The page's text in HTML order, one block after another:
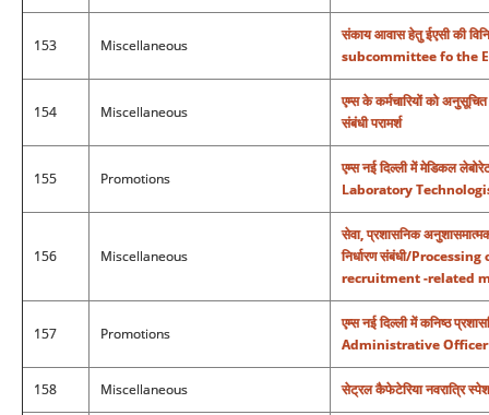
153 Miscellaneous
संकाय आवास हेतु ईएसी की
subcommittee fo the
154 Miscellaneous
एम्स के कर्मचारियों को
संबंधी परामर्श
155 Promotions
एम्स नई दिल्ली में मेडिकल
Laboratory
156 Miscellaneous
सेवा, प्रशासनिक
निर्धारण संबंधी/
recruitment -related
157 Promotions
एम्स नई दिल्ली में कनिष्ठ
Administrative Officer
158 Miscellaneous सेट्रल कैफेटेरिया